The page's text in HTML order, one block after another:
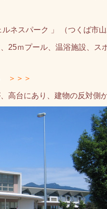
ネスパーク 」 （つくば市山
25ｍプール、温浴施設、ス
＞＞＞
高台にあり、建物の反対側